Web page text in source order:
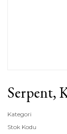
Serpent,
Kategori
Stok Kodu